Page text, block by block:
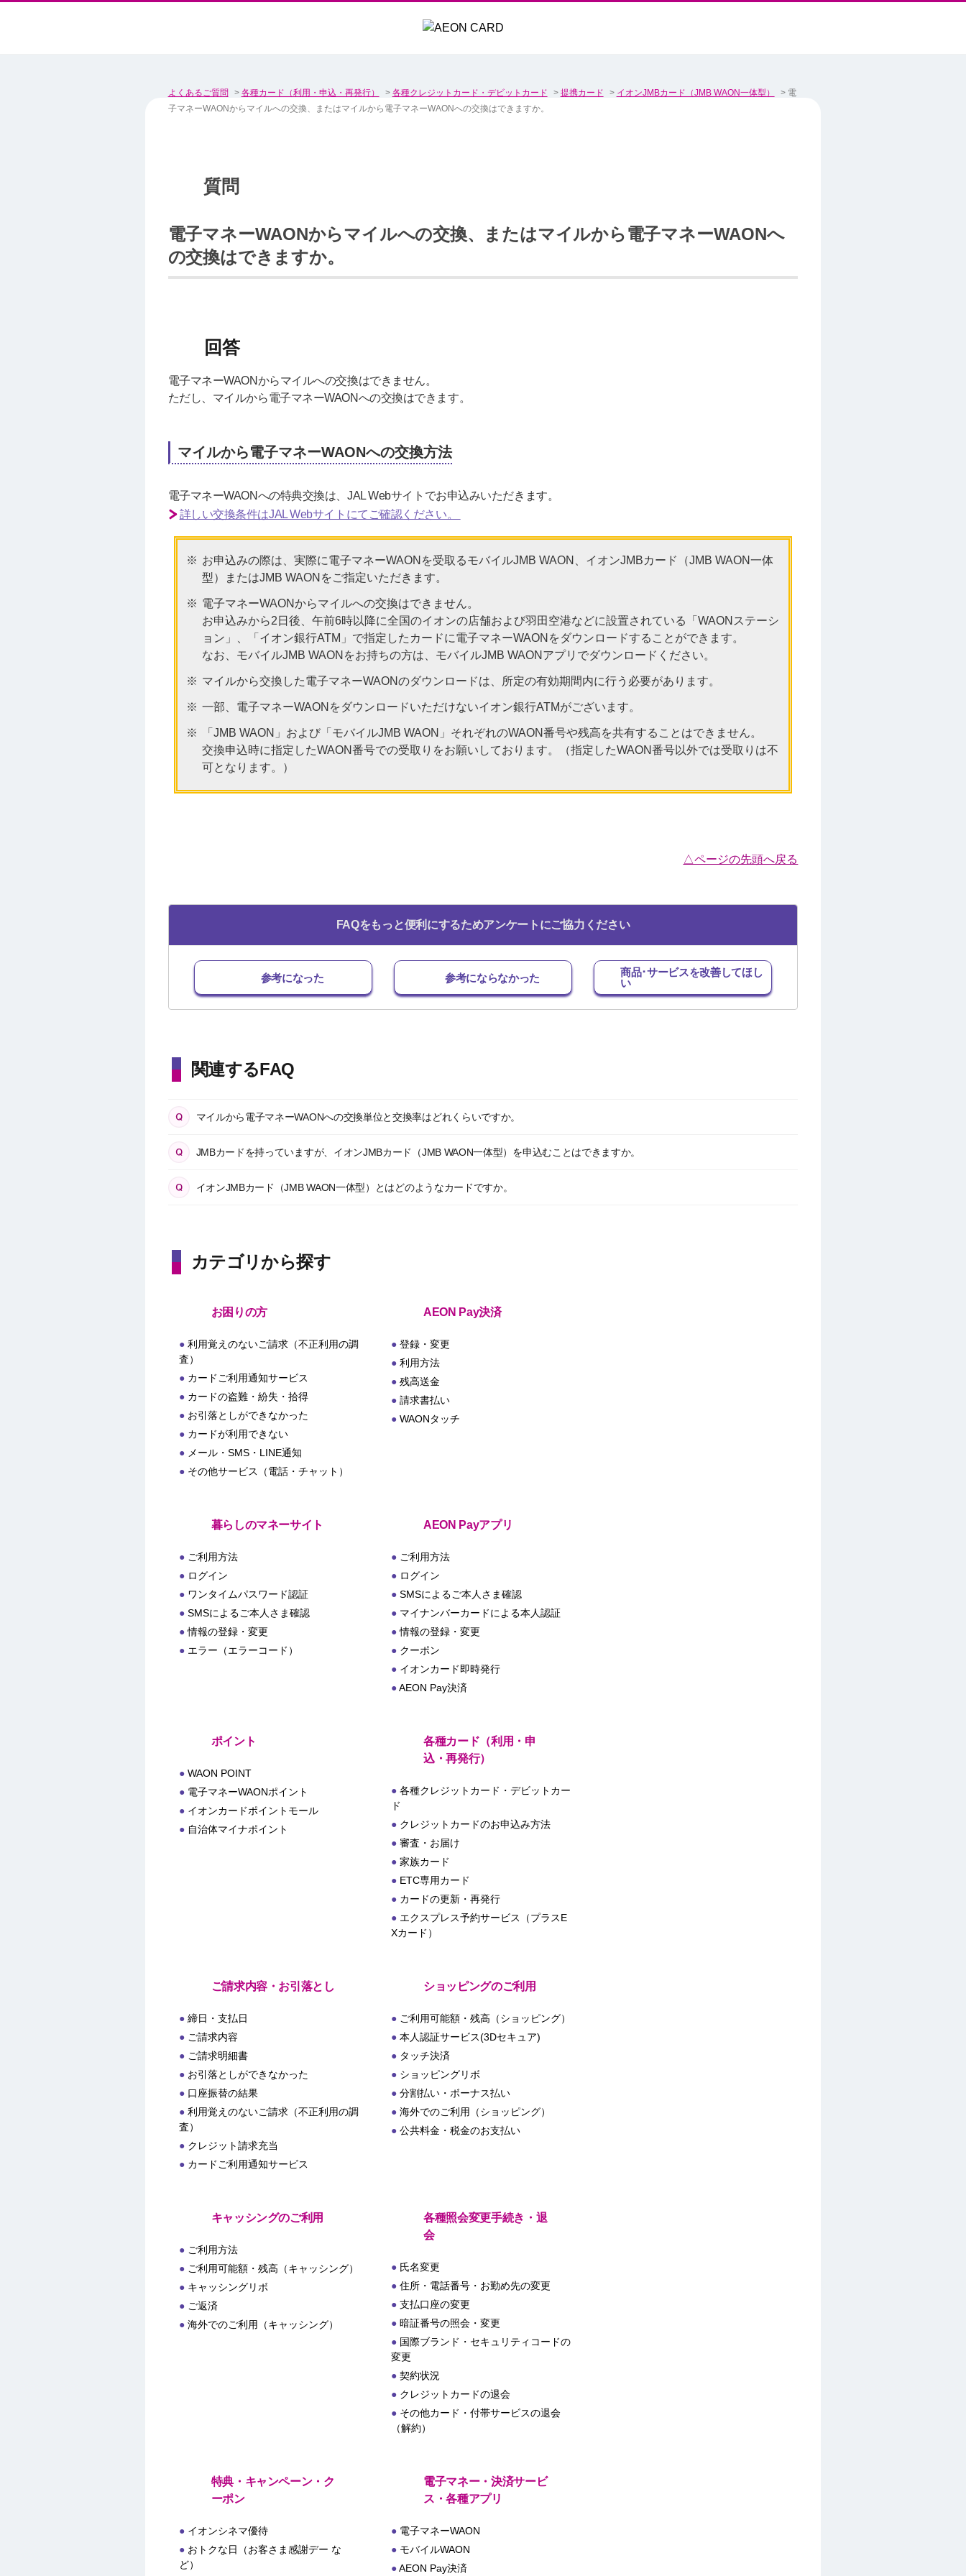
よくあるご質問 > 各種カード（利用・申込・再発行） > 各種クレジットカード・デビットカード > 提携カード > イオンJMBカード（JMB WAON一体型） > 電
子マネーWAONからマイルへの交換、またはマイルから電子マネーWAONへの交換はできますか。
電子マネーWAONからマイルへの交換、またはマイルから電子マネーWAONへ
の交換はできますか。
電子マネーWAONからマイルへの交換はできません。
ただし、マイルから電子マネーWAONへの交換はできます。
マイルから電子マネーWAONへの交換方法
電子マネーWAONへの特典交換は、JAL Webサイトでお申込みいただきます。
詳しい交換条件はJAL Webサイトにてご確認ください。
お申込みの際は、実際に電子マネーWAONを受取るモバイルJMB WAON、イオンJMBカード（JMB WAON一体
型）またはJMB WAONをご指定いただきます。
電子マネーWAONからマイルへの交換はできません。
お申込みから2日後、午前6時以降に全国のイオンの店舗および羽田空港などに設置されている「WAONステーシ
ョン」、「イオン銀行ATM」で指定したカードに電子マネーWAONをダウンロードすることができます。
なお、モバイルJMB WAONをお持ちの方は、モバイルJMB WAONアプリでダウンロードください。
マイルから交換した電子マネーWAONのダウンロードは、所定の有効期間内に行う必要があります。
一部、電子マネーWAONをダウンロードいただけないイオン銀行ATMがございます。
「JMB WAON」および「モバイルJMB WAON」それぞれのWAON番号や残高を共有することはできません。
交換申込時に指定したWAON番号での受取りをお願いしております。（指定したWAON番号以外では受取りは不
可となります。）
△ページの先頭へ戻る
FAQをもっと便利にするためアンケートにご協力ください
参考になった 参考にならなかった
商品･サービスを改善してほし
い
関連するFAQ
マイルから電子マネーWAONへの交換単位と交換率はどれくらいですか。
JMBカードを持っていますが、イオンJMBカード（JMB WAON一体型）を申込むことはできますか。
イオンJMBカード（JMB WAON一体型）とはどのようなカードですか。
カテゴリから探す
お困りの方
利用覚えのないご請求（不正利用の調
査）
カードご利用通知サービス
カードの盗難・紛失・拾得
お引落としができなかった
カードが利用できない
メール・SMS・LINE通知
その他サービス（電話・チャット）
AEON Pay決済
登録・変更
利用方法
残高送金
請求書払い
WAONタッチ
暮らしのマネーサイト
ご利用方法
ログイン
ワンタイムパスワード認証
SMSによるご本人さま確認
情報の登録・変更
エラー（エラーコード）
AEON Payアプリ
ご利用方法
ログイン
SMSによるご本人さま確認
マイナンバーカードによる本人認証
情報の登録・変更
クーポン
イオンカード即時発行
AEON Pay決済
ポイント
WAON POINT
電子マネーWAONポイント
イオンカードポイントモール
自治体マイナポイント
各種カード（利用・申
込・再発行）
各種クレジットカード・デビットカー
ド
クレジットカードのお申込み方法
審査・お届け
家族カード
ETC専用カード
カードの更新・再発行
エクスプレス予約サービス（プラスE
Xカード）
ご請求内容・お引落とし
締日・支払日
ご請求内容
ご請求明細書
お引落としができなかった
口座振替の結果
利用覚えのないご請求（不正利用の調
査）
クレジット請求充当
カードご利用通知サービス
ショッピングのご利用
ご利用可能額・残高（ショッピング）
本人認証サービス(3Dセキュア)
タッチ決済
ショッピングリボ
分割払い・ボーナス払い
海外でのご利用（ショッピング）
公共料金・税金のお支払い
キャッシングのご利用
ご利用方法
ご利用可能額・残高（キャッシング）
キャッシングリボ
ご返済
海外でのご利用（キャッシング）
各種照会変更手続き・退
会
氏名変更
住所・電話番号・お勤め先の変更
支払口座の変更
暗証番号の照会・変更
国際ブランド・セキュリティコードの
変更
契約状況
クレジットカードの退会
その他カード・付帯サービスの退会
（解約）
特典・キャンペーン・ク
ーポン
イオンシネマ優待
おトクな日（お客さま感謝デー な
ど）
電子マネー・決済サービ
ス・各種アプリ
電子マネーWAON
モバイルWAON
AEON Pay決済